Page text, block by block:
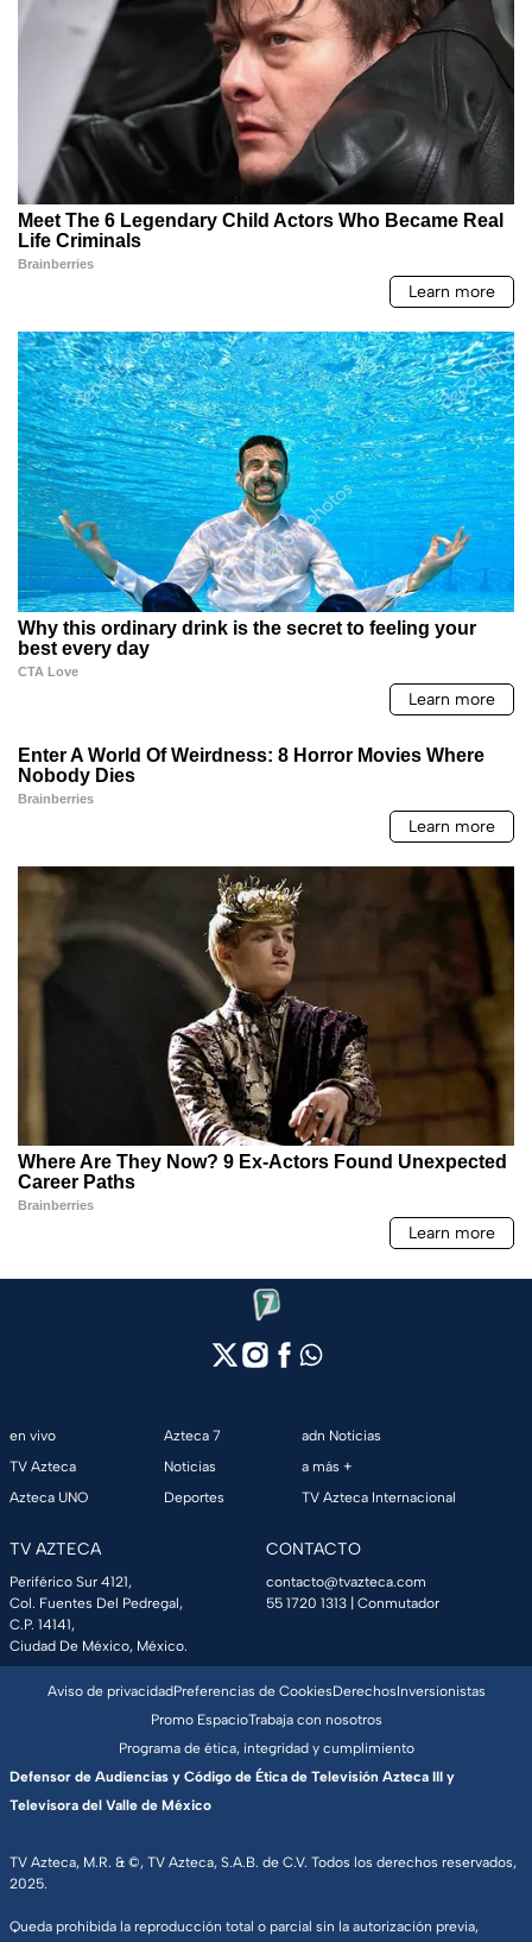
en vivo
TV Azteca
Azteca UNO
Azteca 7
Noticias
Deportes
adn Noticias
a más +
TV Azteca Internacional
TV AZTECA
Periférico Sur 4121,
Col. Fuentes Del Pedregal,
C.P. 14141,
Ciudad De México, México.
CONTACTO
contacto@tvazteca.com
55 1720 1313 | Conmutador
TV Azteca, M.R. & ©, TV Azteca, S.A.B. de C.V. Todos los derechos reservados,
2025.
Queda prohibida la reproducción total o parcial sin la autorización previa,
Aviso de privacidadPreferencias de CookiesDerechosInversionistas
Promo EspacioTrabaja con nosotros
Programa de ética, integridad y cumplimiento
Defensor de Audiencias y Código de Ética de Televisión Azteca III y
Televisora del Valle de México